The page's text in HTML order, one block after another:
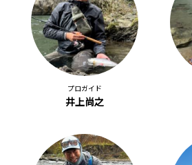
プロガイド
井上尚之